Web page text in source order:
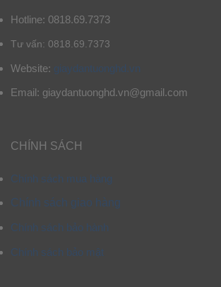
Hotline: 0818.69.7373
Tư vấn: 0818.69.7373
Website: giaydantuonghd.vn
Email: giaydantuonghd.vn@gmail.com
CHÍNH SÁCH
Chính sách mua hàng
Chính sách giao hàng
Chính sách bảo hành
Chính sách bảo mật